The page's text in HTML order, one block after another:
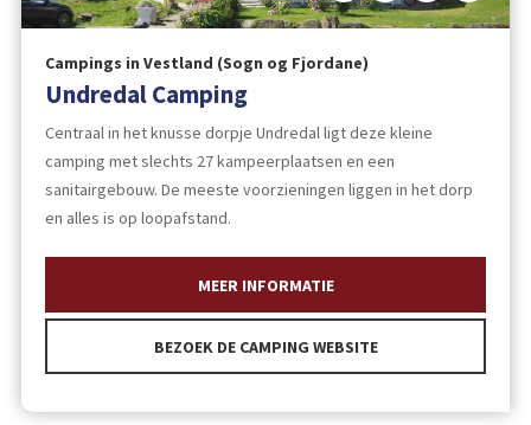
Campings in Vestland (Sogn og Fjordane)
Undredal Camping
Centraal in het knusse dorpje Undredal ligt deze kleine
camping met slechts 27 kampeerplaatsen en een
sanitairgebouw. De meeste voorzieningen liggen in het dorp
en alles is op loopafstand.
MEER INFORMATIE
BEZOEK DE CAMPING WEBSITE